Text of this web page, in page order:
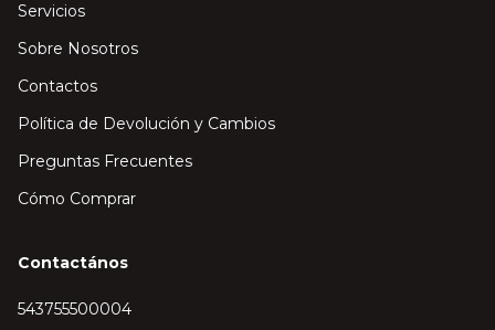
Servicios
Sobre Nosotros
Contactos
Política de Devolución y Cambios
Preguntas Frecuentes
Cómo Comprar
Contactános
543755500004